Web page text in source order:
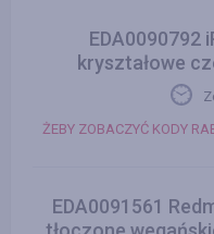
EDA0090792
kryształowe
ŻEBY ZOBACZYĆ KODY
EDA0091561